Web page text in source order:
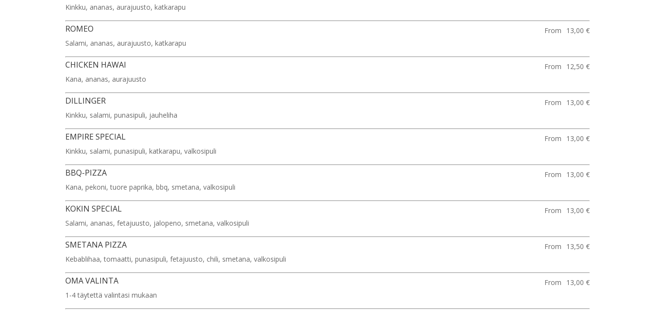
Kinkku, ananas, aurajuusto, katkarapu
ROMEO From
13,00 €
Salami, ananas, aurajuusto, katkarapu
CHICKEN HAWAI From
12,50 €
Kana, ananas, aurajuusto
DILLINGER From
13,00 €
Kinkku, salami, punasipuli, jauheliha
EMPIRE SPECIAL From
13,00 €
Kinkku, salami, punasipuli, katkarapu, valkosipuli
BBQ-PIZZA From
13,00 €
Kana, pekoni, tuore paprika, bbq, smetana, valkosipuli
KOKIN SPECIAL From
13,00 €
Salami, ananas, fetajuusto, jalopeno, smetana, valkosipuli
SMETANA PIZZA From
13,50 €
Kebablihaa, tomaatti, punasipuli, fetajuusto, chili, smetana, valkosipuli
OMA VALINTA From
13,00 €
1-4 täytettä valintasi mukaan